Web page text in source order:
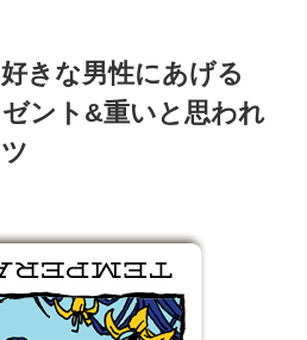
きな男性にあげる
ント&重いと思われ